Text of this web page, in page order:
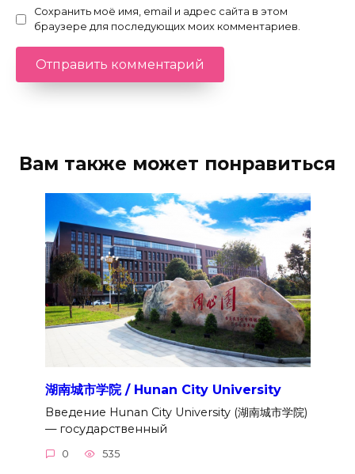
Сохранить моё имя, email и адрес сайта в этом
браузере для последующих моих комментариев.
Вам также может понравиться
湖南城市学院 / Hunan City University
Введение Hunan City University (湖南城市学院)
— государственный
0 535